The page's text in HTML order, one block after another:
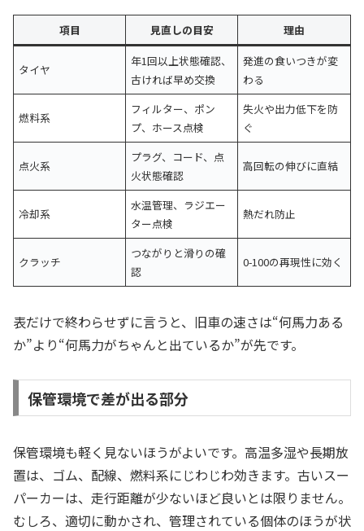
項目 見直しの目安 理由
タイヤ
年1回以上状態確認、
古ければ早め交換
発進の食いつきが変
わる
燃料系
フィルター、ポン
プ、ホース点検
失火や出力低下を防
ぐ
点火系
プラグ、コード、点
火状態確認
高回転の伸びに直結
冷却系
水温管理、ラジエー
ター点検
熱だれ防止
クラッチ
つながりと滑りの確
認
0-100の再現性に効く
表だけで終わらせずに言うと、旧車の速さは“何馬力ある
か”より“何馬力がちゃんと出ているか”が先です。
保管環境で差が出る部分
保管環境も軽く見ないほうがよいです。高温多湿や長期放
置は、ゴム、配線、燃料系にじわじわ効きます。古いスー
パーカーは、走行距離が少ないほど良いとは限りません。
むしろ、適切に動かされ、管理されている個体のほうが状